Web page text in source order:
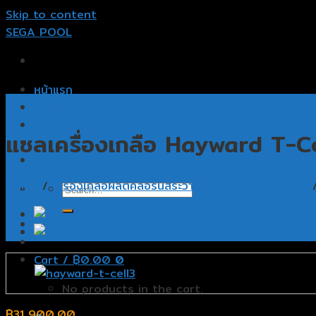
Skip to content
SEGA POOL
หน้าแรก
รับสร้างสระว่ายน้ำ
อุปกรณ์สระว่ายน้ำ
Cart /฿0.00 0
No products in the cart.
แซลเครื่องเกลือ Hayward T-
Home / เครื่องเกลือผลิตคลอรีนสระว่ายน้ำ Salt Chlorinator